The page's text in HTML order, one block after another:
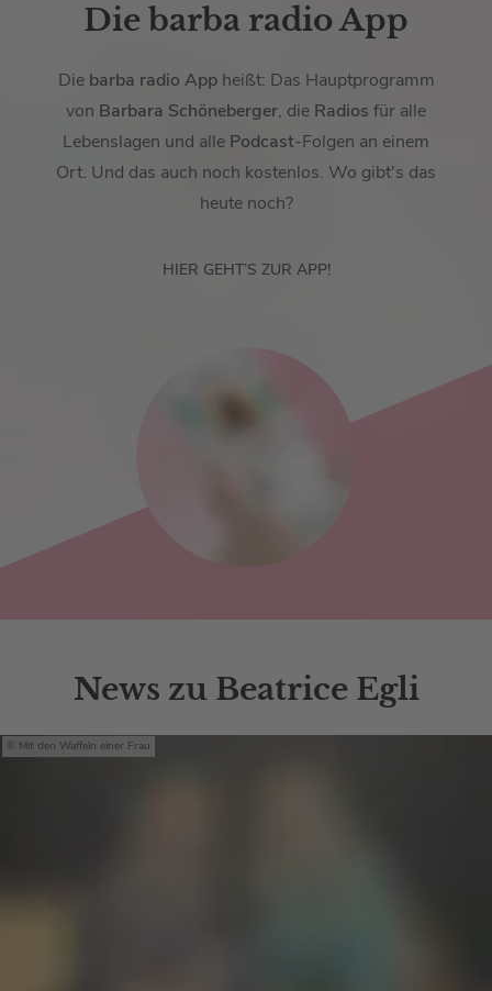
Die barba radio App
Diebarba radio Appheißt: Das Hauptprogramm
von Barbara Schöneberger, die Radios für alle
Lebenslagen und alle Podcast-Folgen an einem
Ort. Und das auch noch kostenlos. Wo gibt's das
heute noch?
HIER GEHT’S ZUR APP!
News zu Beatrice Egli
Mit den Waffeln einer Frau